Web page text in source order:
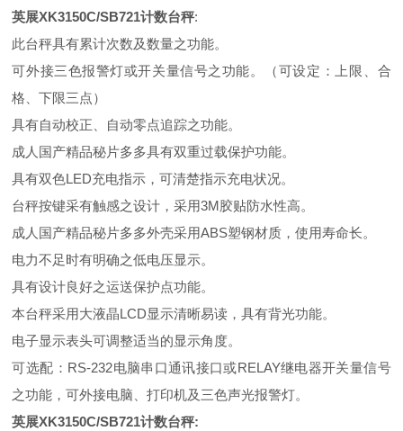
英展XK3150C/SB721计数台秤:
此台秤具有累计次数及数量之功能。
可外接三色报警灯或开关量信号之功能。（可设定：上限、合
格、下限三点）
具有自动校正、自动零点追踪之功能。
成人国产精品秘片多多具有双重过载保护功能。
具有双色LED充电指示，可清楚指示充电状况。
台秤按键采有触感之设计，采用3M胶贴防水性高。
成人国产精品秘片多多外壳采用ABS塑钢材质，使用寿命长。
电力不足时有明确之低电压显示。
具有设计良好之运送保护点功能。
本台秤采用大液晶LCD显示清晰易读，具有背光功能。
电子显示表头可调整适当的显示角度。
可选配： RS-232电脑串口通讯接口或RELAY继电器开关量信号
之功能，可外接电脑、打印机及三色声光报警灯。
英展XK3150C/SB721计数台秤: